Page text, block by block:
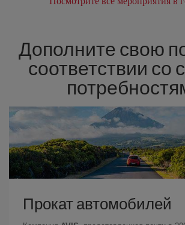
Дополните свою
соответствии со
Прокат автомобилей